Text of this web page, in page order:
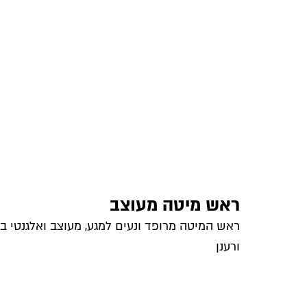
ראש מיטה מעוצב
ראש המיטה מרופד ונעים למגע, מעוצב ואלגנטי
ורענן